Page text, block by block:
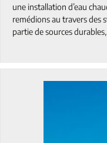
une installation d’eau
remédions au travers des
partie de sources